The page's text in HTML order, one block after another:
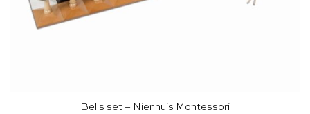
Bells set – Nienhuis Montessori